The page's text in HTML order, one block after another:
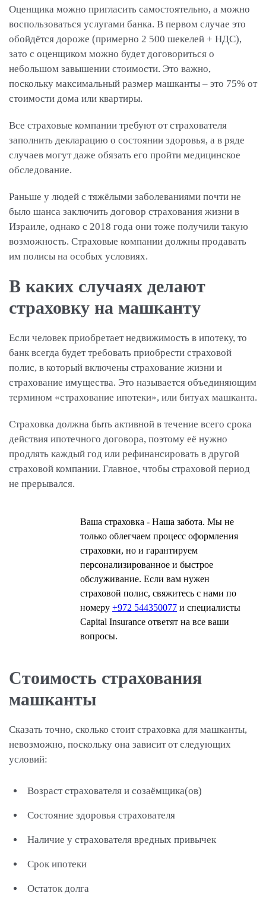
Оценщика можно пригласить самостоятельно, а можно
воспользоваться услугами банка. В первом случае это
обойдётся дороже (примерно 2 500 шекелей + НДС),
зато с оценщиком можно будет договориться о
небольшом завышении стоимости. Это важно,
поскольку максимальный размер машканты – это 75% от
стоимости дома или квартиры.
Все страховые компании требуют от страхователя
заполнить декларацию о состоянии здоровья, а в ряде
случаев могут даже обязать его пройти медицинское
обследование.
Раньше у людей с тяжёлыми заболеваниями почти не
было шанса заключить договор страхования жизни в
Израиле, однако с 2018 года они тоже получили такую
возможность. Страховые компании должны продавать
им полисы на особых условиях.
В каких случаях делают
страховку на машканту
Если человек приобретает недвижимость в ипотеку, то
банк всегда будет требовать приобрести страховой
полис, в который включены страхование жизни и
страхование имущества. Это называется объединяющим
термином «страхование ипотеки», или битуах машканта.
Страховка должна быть активной в течение всего срока
действия ипотечного договора, поэтому её нужно
продлять каждый год или рефинансировать в другой
страховой компании. Главное, чтобы страховой период
не прерывался.
Ваша страховка - Наша забота. Мы не
только облегчаем процесс оформления
страховки, но и гарантируем
персонализированное и быстрое
обслуживание. Если вам нужен
страховой полис, свяжитесь с нами по
номеру +972 544350077 и специалисты
Capital Insurance ответят на все ваши
вопросы.
Стоимость страхования
машканты
Сказать точно, сколько стоит страховка для машканты,
невозможно, поскольку она зависит от следующих
условий:
Возраст страхователя и созаёмщика(ов)
Состояние здоровья страхователя
Наличие у страхователя вредных привычек
Срок ипотеки
Остаток долга